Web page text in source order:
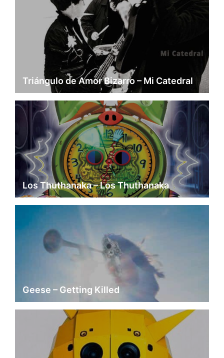
Triángulo de Amor Bizarro – Mi Catedral
Los Thuthanaka – Los Thuthanaka
Geese – Getting Killed